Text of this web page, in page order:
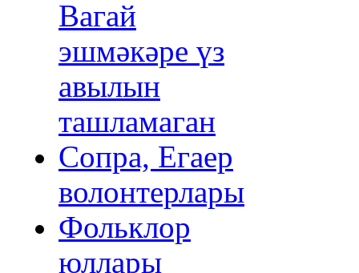
Вагай
эшмәкәре үз
авылын
ташламаган
Сопра, Егаер
волонтерлары
Фольклор
юллары